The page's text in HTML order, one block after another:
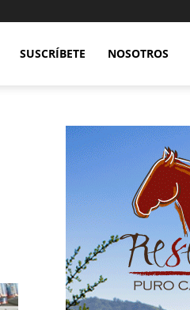
SUSCRÍBETE NOSOTROS